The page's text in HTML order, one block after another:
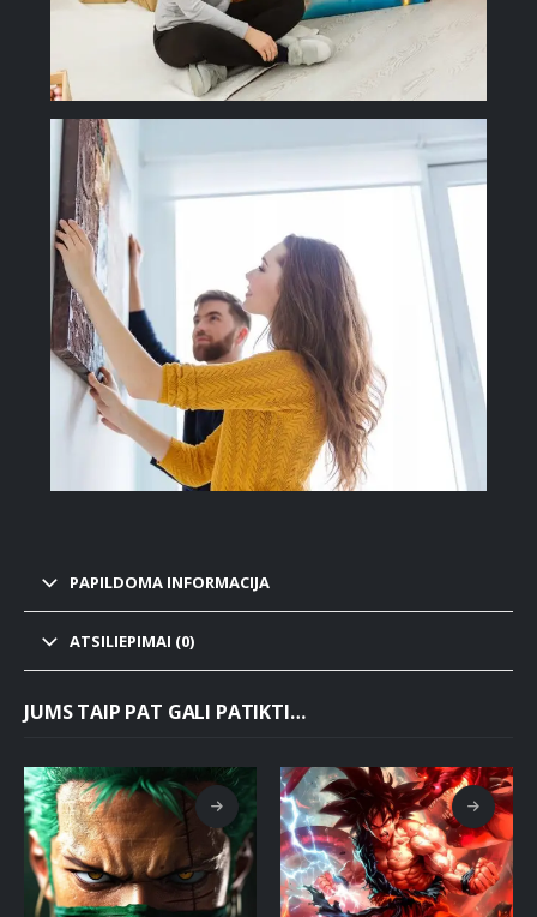
PAPILDOMA INFORMACIJA
ATSILIEPIMAI (0)
JUMS TAIP PAT GALI PATIKTI…